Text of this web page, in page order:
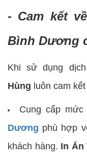
- Cam kết
Bình Dương
Khi sử dụng
Hùng luôn cam
Cung cấp
Dương phù hợp
khách hàng. In Ấn